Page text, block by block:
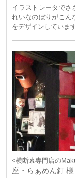
イラストレータでさ
れいなのぼりがこん
をデザインしていま
<横断幕専門店の
座・らぁめん釘 様